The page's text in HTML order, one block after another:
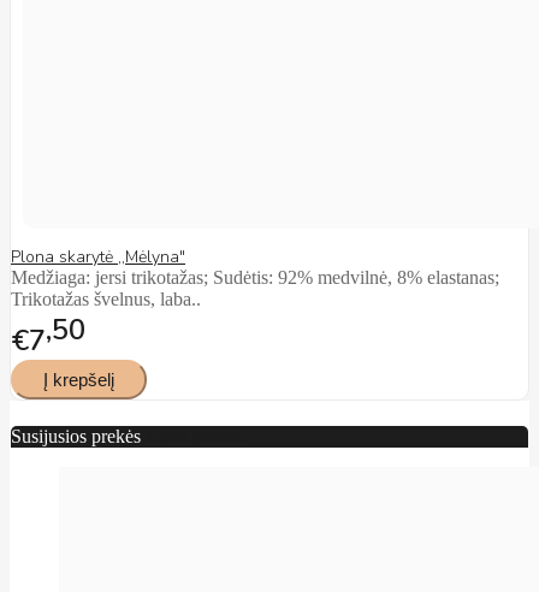
Plona skarytė ,,Mėlyna"
Medžiaga: jersi trikotažas; Sudėtis: 92% medvilnė, 8% elastanas;
Trikotažas švelnus, laba..
€7 50
Susijusios prekės